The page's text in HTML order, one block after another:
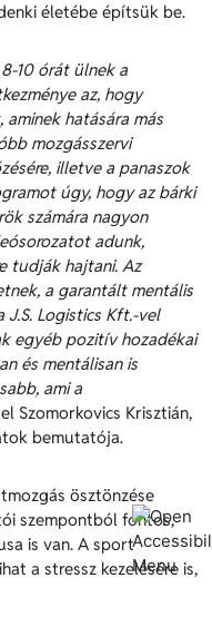
életébe építsük be.
10 órát ülnek a
az, hogy
hatására más
mozgásszervi
illetve a panaszok
úgy, hogy az bárki
számára nagyon
adunk,
tudják hajtani. Az
a garantált mentális
J.S. Logistics Kft.-vel
egyéb pozitív hozadékai
és mentálisan is
ami a
Szomorkovics Krisztián,
bemutatója.
ösztönzése
szempontból fontos,
is van. A sport
a stressz kezelésére is,